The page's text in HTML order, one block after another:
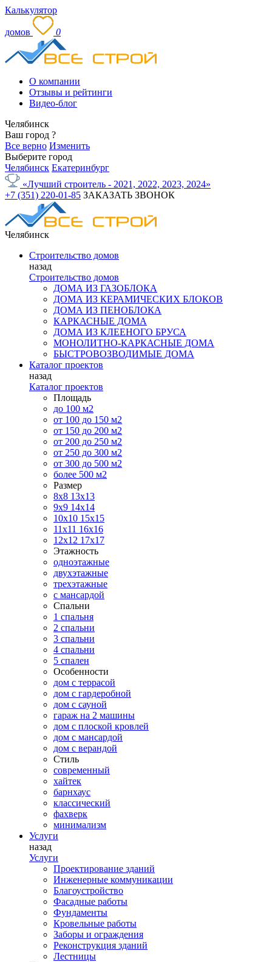
Калькулятор
домов 0
О компании
Отзывы и рейтинги
Видео-блог
Челябинск
Ваш город ?
Все верно Изменить
Выберите город
Челябинск Екатеринбург
«Лучший строитель - 2021, 2022, 2023, 2024»
+7 (351) 220-01-85 ЗАКАЗАТЬ ЗВОНОК
Челябинск
Строительство домов
назад
Строительство домов
ДОМА ИЗ ГАЗОБЛОКА
ДОМА ИЗ КЕРАМИЧЕСКИХ БЛОКОВ
ДОМА ИЗ ПЕНОБЛОКА
КАРКАСНЫЕ ДОМА
ДОМА ИЗ КЛЕЕНОГО БРУСА
МОНОЛИТНО-КАРКАСНЫЕ ДОМА
БЫСТРОВОЗВОДИМЫЕ ДОМА
Каталог проектов
назад
Каталог проектов
Площадь
до 100 м2
от 100 до 150 м2
от 150 до 200 м2
от 200 до 250 м2
от 250 до 300 м2
от 300 до 500 м2
более 500 м2
Размер
8х8 13х13
9х9 14х14
10х10 15х15
11x11 16х16
12х12 17х17
Этажность
одноэтажные
двухэтажные
трехэтажные
с мансардой
Спальни
1 спальня
2 спальни
3 спальни
4 спальни
5 спален
Особенности
дом с террасой
дом с гардеробной
дом с сауной
гараж на 2 машины
дом с плоской кровлей
дом с мансардой
дом с верандой
Стиль
современный
хайтек
барнхаус
классический
фахверк
минимализм
Услуги
назад
Услуги
Проектирование зданий
Инженерные коммуникации
Благоустройство
Фасадные работы
Фундаменты
Кровельные работы
Заборы и ограждения
Реконструкция зданий
Лестницы